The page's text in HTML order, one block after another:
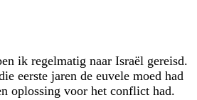
ik regelmatig naar Israël gereisd.
eerste jaren de euvele moed had
oplossing voor het conflict had.